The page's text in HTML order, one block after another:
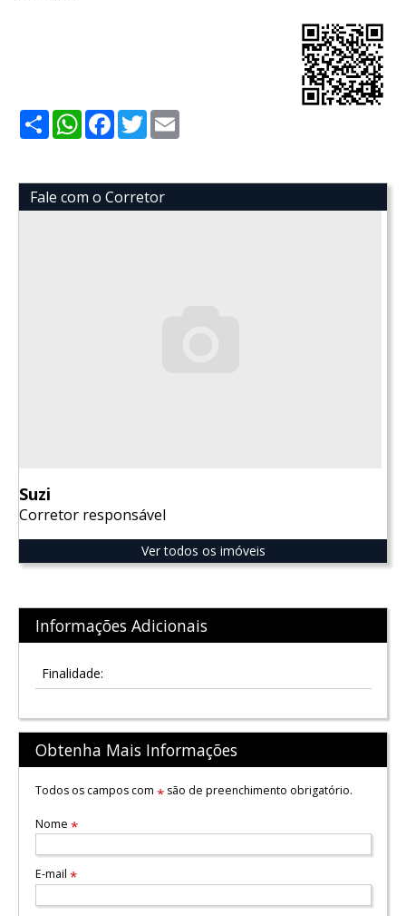
ShareWhatsApp
Facebook
Twitter
Fale com o Corretor
Suzi
Corretor responsável
Ver todos os imóveis
Informações Adicionais
Finalidade:
Obtenha Mais Informações
Todos os campos com *são de preenchimento obrigatório.
Nome *
E-mail *